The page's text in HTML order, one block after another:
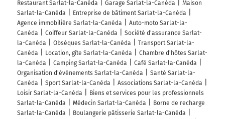
Continuer D704 sur 20 kilomètres
Au rond-point, prendre la 2ème sortie sur D704 (Route
de l'Abbé Breuil) et continuer sur 450 mètres
406 km
Au rond-point, prendre la 2ème sortie sur D704 (Avenue
de Selves) et continuer sur 450 mètres
407 km
407 km
Restaurant Sarlat-la-Canéda
Garage Sarlat-la-Canéda
Maison
Sarlat-la-Canéda
Entreprise de bâtiment Sarlat-la-Canéda
Agence immobilière Sarlat-la-Canéda
Auto-moto Sarlat-la-
Canéda
Coiffeur Sarlat-la-Canéda
Société d'assurance Sarlat-
la-Canéda
Obsèques Sarlat-la-Canéda
Transport Sarlat-la-
Canéda
Location, gîte Sarlat-la-Canéda
Chambre d'hôtes Sarlat-
la-Canéda
Camping Sarlat-la-Canéda
Café Sarlat-la-Canéda
Organisation d'événements Sarlat-la-Canéda
Santé Sarlat-la-
Canéda
Sport Sarlat-la-Canéda
Associations Sarlat-la-Canéda
Loisir Sarlat-la-Canéda
Biens et services pour les professionnels
Sarlat-la-Canéda
Médecin Sarlat-la-Canéda
Borne de recharge
Sarlat-la-Canéda
Boulangerie pâtisserie Sarlat-la-Canéda